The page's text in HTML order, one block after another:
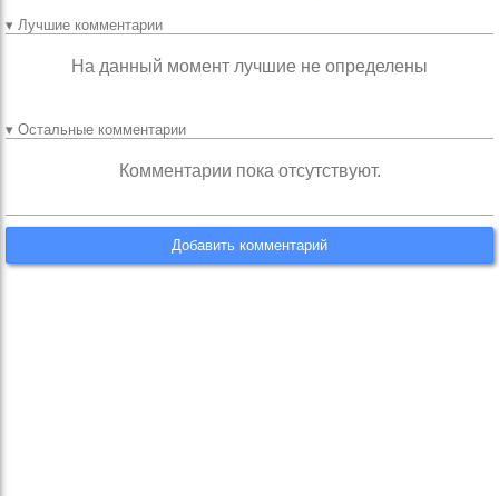
▾ Лучшие комментарии
На данный момент лучшие не определены
▾ Остальные комментарии
Комментарии пока отсутствуют.
Добавить комментарий